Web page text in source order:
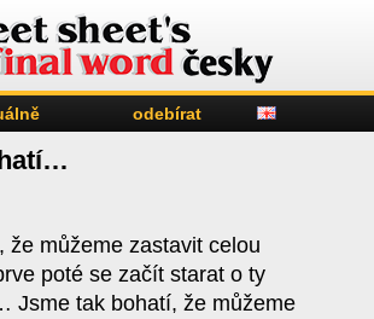
odebírat
že můžeme zastavit celou
poté se začít starat o ty
Jsme tak bohatí, že můžeme